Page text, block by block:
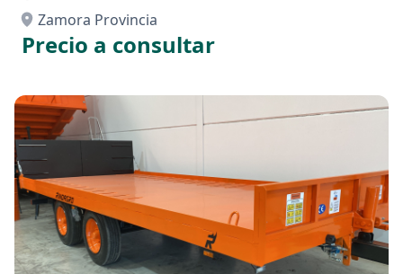
Zamora Provincia
Precio a consultar